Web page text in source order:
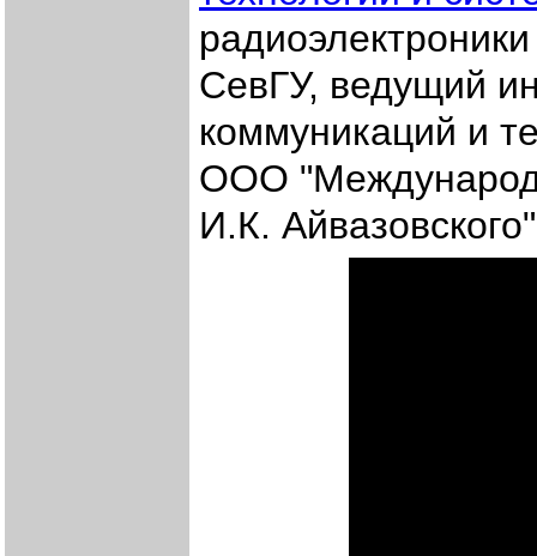
СевГУ, ведущий
коммуникаций и
ООО
И.К. Айвазовского"